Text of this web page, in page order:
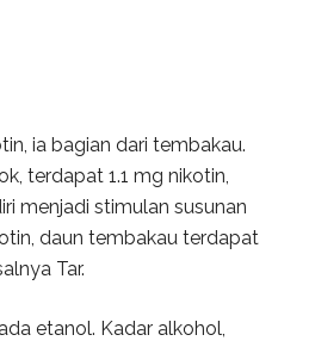
ia bagian dari tembakau.
terdapat 1.1 mg nikotin,
menjadi stimulan susunan
daun tembakau terdapat
Tar.
etanol. Kadar alkohol,